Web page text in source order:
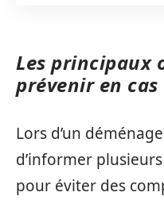
Les principaux
prévenir en
Lors d’un
d’informer plusieurs
pour éviter des